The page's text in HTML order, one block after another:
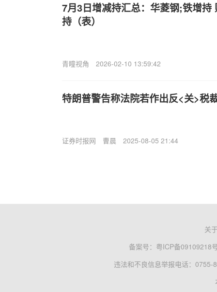
7月3日增减持汇总：华菱钢;铁增
持（表）
青瞳视角 2026-02-10 13:59:42
特朗普警告称法院若作出反<关>税
证券时报网 曹晨 2025-08-05 21:44
关
备案号： 粤ICP备09109218
违法和不良信息举报电话：0755-